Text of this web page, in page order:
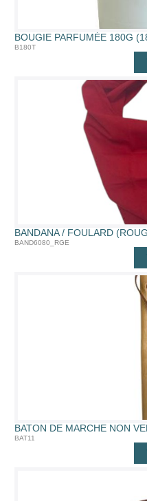
BOUGIE PARFUMÉE 180G
B180T
BANDANA / FOULARD
BAND6080_RGE
BATON DE MARCHE NON
BAT11